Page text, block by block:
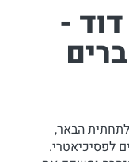
-
לתחתית הבאר,
לפסיכיאטרי.